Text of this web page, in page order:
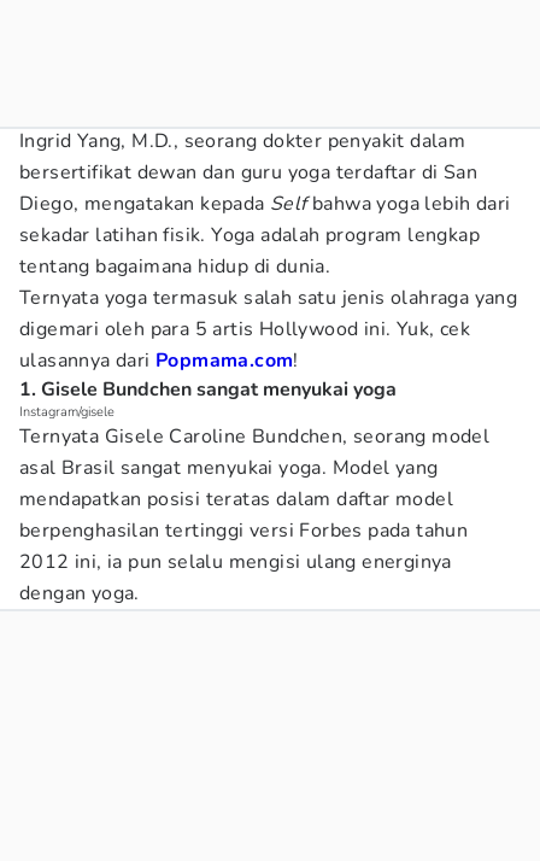
Ingrid Yang, M.D., seorang dokter penyakit dalam
bersertifikat dewan dan guru yoga terdaftar di San
Diego, mengatakan kepada Selfbahwa yoga lebih dari
sekadar latihan fisik. Yoga adalah program lengkap
tentang bagaimana hidup di dunia.
Ternyata yoga termasuk salah satu jenis olahraga yang
digemari oleh para 5 artis Hollywood ini. Yuk, cek
ulasannya dari Popmama.com!
1. Gisele Bundchen sangat menyukai yoga
Instagram/gisele
Ternyata Gisele Caroline Bundchen, seorang model
asal Brasil sangat menyukai yoga. Model yang
mendapatkan posisi teratas dalam daftar model
berpenghasilan tertinggi versi Forbes pada tahun
2012 ini, ia pun selalu mengisi ulang energinya
dengan yoga.